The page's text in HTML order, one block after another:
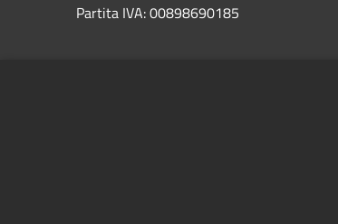
Partita IVA: 00898690185